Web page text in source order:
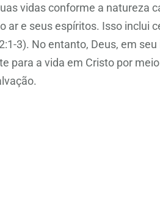
vidas conforme a natureza
ar e seus espíritos. Isso inclui
3). No entanto, Deus, em
para a vida em Cristo por